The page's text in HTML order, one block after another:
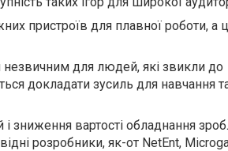
пристроїв для плавної роботи,
для людей, які звикли до
докладати зусиль для навчання
зниження вартості обладнання
розробники, як-от NetEnt,